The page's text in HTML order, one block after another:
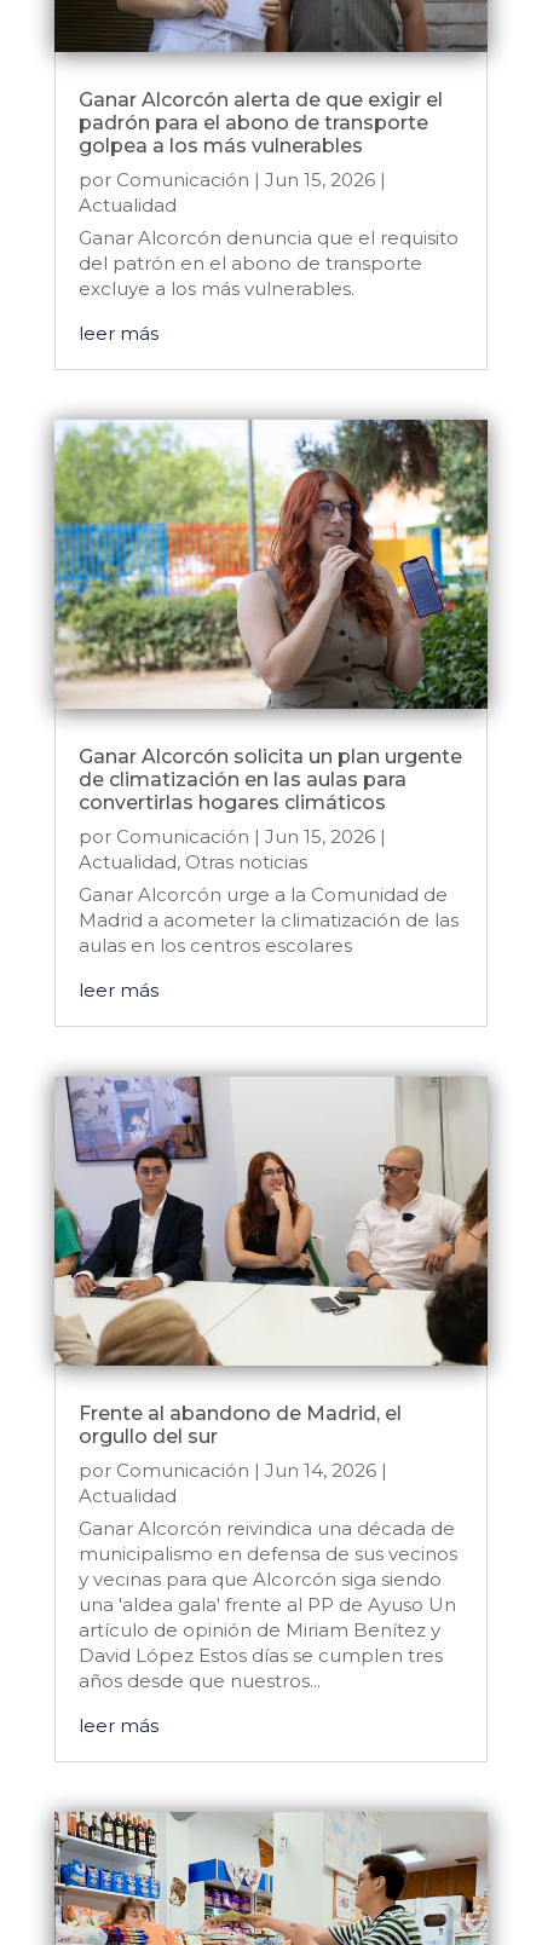
Ganar Alcorcón alerta de que exigir el
padrón para el abono de transporte
golpea a los más vulnerables
por Comunicación | Jun 15, 2026|
Actualidad
Ganar Alcorcón denuncia que el requisito
del patrón en el abono de transporte
excluye a los más vulnerables.
leer más
Ganar Alcorcón solicita un plan urgente
de climatización en las aulas para
convertirlas hogares climáticos
por Comunicación | Jun 15, 2026|
Actualidad, Otras noticias
Ganar Alcorcón urge a la Comunidad de
Madrid a acometer la climatización de las
aulas en los centros escolares
leer más
Frente al abandono de Madrid, el
orgullo del sur
por Comunicación | Jun 14, 2026|
Actualidad
Ganar Alcorcón reivindica una década de
municipalismo en defensa de sus vecinos
y vecinas para que Alcorcón siga siendo
una 'aldea gala' frente al PP de Ayuso Un
artículo de opinión de Miriam Benítez y
David López Estos días se cumplen tres
años desde que nuestros...
leer más